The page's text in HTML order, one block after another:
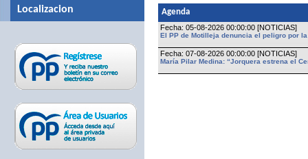
Agenda
Fecha: 05-08-2026 00:00:00 [NOTICIAS]
El PP de Motilleja denuncia el peligro por
Fecha: 07-08-2026 00:00:00 [NOTICIAS]
María Pilar Medina: “Jorquera estrena el
Localizacion